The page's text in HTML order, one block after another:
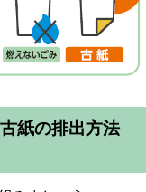
紙の排出方法